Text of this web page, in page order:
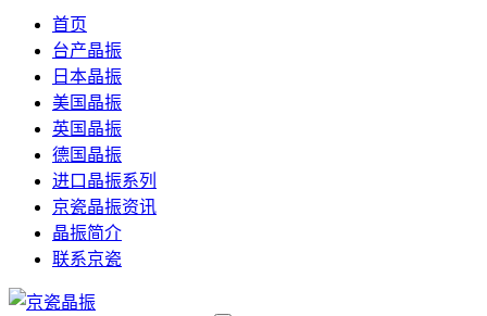
首页
台产晶振
日本晶振
美国晶振
英国晶振
德国晶振
进口晶振系列
京瓷晶振资讯
晶振简介
联系京瓷